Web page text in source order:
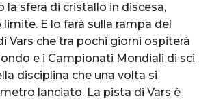
la sfera di cristallo in discesa,
E lo farà sulla rampa del
Vars che tra pochi giorni ospiterà
e i Campionati Mondiali di sci
disciplina che una volta si
lanciato. La pista di Vars è